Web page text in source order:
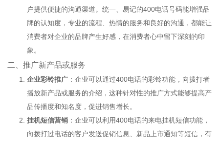
户提供便捷的沟通渠道。统一、易记的400电话号码能增强品
牌的认知度，专业的流程、热情的服务和良好的沟通，都能让
消费者对企业的品牌产生好感，在消费者心中留下深刻的印
象。
二、推广新产品或服务
企业彩铃推广 ：企业可以通过400电话的彩铃功能，向拨打者
播放新产品或服务的介绍，这种针对性的推广方式能够提高产
品传播度和知名度，促进销售增长。
挂机短信营销 ：企业可以利用400电话的来电挂机短信功能，
向拨打过电话的客户发送促销信息、新品上市通知等短信，有